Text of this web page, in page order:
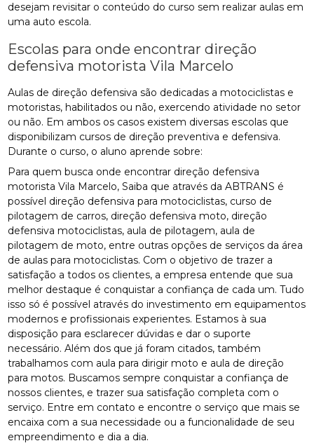
desejam revisitar o conteúdo do curso sem realizar aulas em
uma auto escola.
Escolas para onde encontrar direção
defensiva motorista Vila Marcelo
Aulas de direção defensiva são dedicadas a motociclistas e
motoristas, habilitados ou não, exercendo atividade no setor
ou não. Em ambos os casos existem diversas escolas que
disponibilizam cursos de direção preventiva e defensiva.
Durante o curso, o aluno aprende sobre:
Para quem busca onde encontrar direção defensiva
motorista Vila Marcelo, Saiba que através da ABTRANS é
possível direção defensiva para motociclistas, curso de
pilotagem de carros, direção defensiva moto, direção
defensiva motociclistas, aula de pilotagem, aula de
pilotagem de moto, entre outras opções de serviços da área
de aulas para motociclistas. Com o objetivo de trazer a
satisfação a todos os clientes, a empresa entende que sua
melhor destaque é conquistar a confiança de cada um. Tudo
isso só é possível através do investimento em equipamentos
modernos e profissionais experientes. Estamos à sua
disposição para esclarecer dúvidas e dar o suporte
necessário. Além dos que já foram citados, também
trabalhamos com aula para dirigir moto e aula de direção
para motos. Buscamos sempre conquistar a confiança de
nossos clientes, e trazer sua satisfação completa com o
serviço. Entre em contato e encontre o serviço que mais se
encaixa com a sua necessidade ou a funcionalidade de seu
empreendimento e dia a dia.